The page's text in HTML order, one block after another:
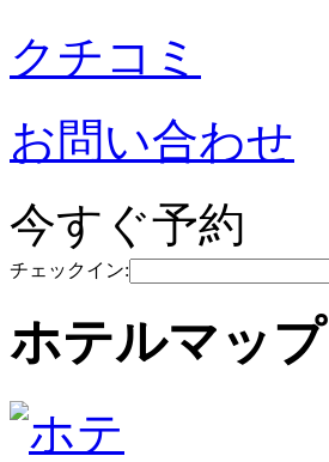
クチコミ
お問い合わせ
今すぐ予約
チェックイン:
ホテルマップ